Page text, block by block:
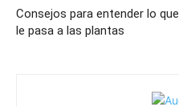
Consejos para entender lo que
le pasa a las plantas